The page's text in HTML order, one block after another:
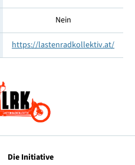
Nein
https://lastenradkollektiv.at/
Die Initiative